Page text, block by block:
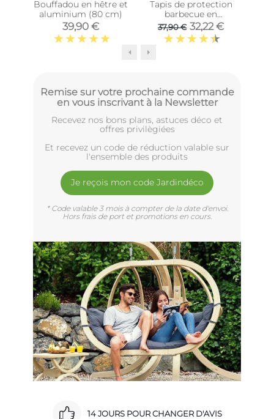
Bouffadou en hêtre et
aluminium (80 cm)
39,90 €
Tapis de protection
barbecue en
caoutchouc recyclé
(150x90 cm)
37,90 € 32,22 €
Remise sur votre prochaine commande
en vous inscrivant à la Newsletter
Recevez nos bons plans, astuces déco et
offres privilègiées
Et recevez un code de réduction valable sur
l'ensemble des produits
Je reçois mon code Jardindéco
* Code valable 3 mois à compter de la date d'envoi.
Hors frais de port et promotions en cours.
14 JOURS POUR CHANGER D'AVIS